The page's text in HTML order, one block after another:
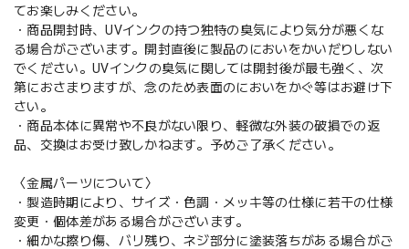
てお楽しみください。
・商品開封時、UVインクの持つ独特の臭気により気分が悪くな
る場合がございます。開封直後に製品のにおいをかいだりしない
でください。UVインクの臭気に関しては開封後が最も強く、次
第におさまりますが、念のため表面のにおいをかぐ等はお避け下
さい。
・商品本体に異常や不良がない限り、軽微な外装の破損での返
品、交換はお受け致しかねます。予めご了承ください。
〈金属パーツについて〉
・製造時期により、サイズ・色調・メッキ等の仕様に若干の仕様
変更・個体差がある場合がございます。
・細かな擦り傷、バリ残り、ネジ部分に塗装落ちがある場合がご